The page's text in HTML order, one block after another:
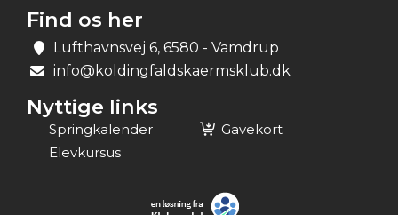
Find os her
Lufthavnsvej 6, 6580 - Vamdrup
info@koldingfaldskaermsklub.dk
Nyttige links
Springkalender
Gavekort
Elevkursus